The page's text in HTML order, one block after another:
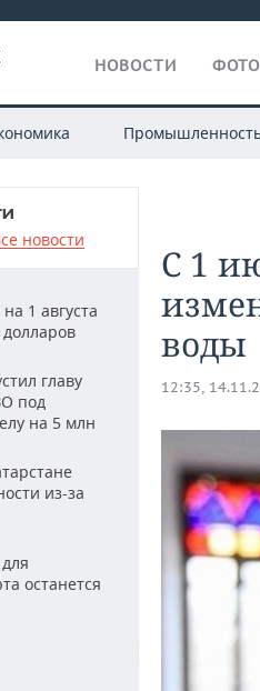
НОВОСТИ
новости
1 августа
главу
под
на 5 млн
из-за
останется
С 1
воды
12:35,